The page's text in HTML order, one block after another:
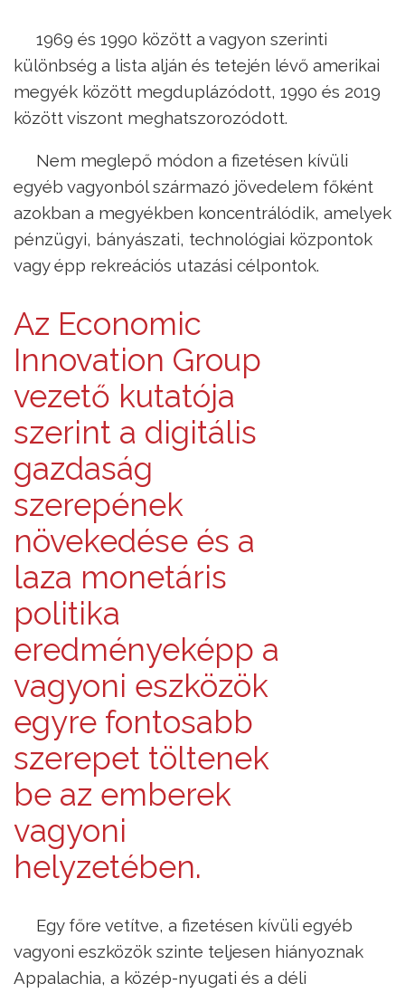
1969 és 1990 között a vagyon szerinti
különbség a lista alján és tetején lévő amerikai
megyék között megduplázódott, 1990 és 2019
között viszont meghatszorozódott.
Nem meglepő módon a fizetésen kívüli
egyéb vagyonból származó jövedelem főként
azokban a megyékben koncentrálódik, amelyek
pénzügyi, bányászati, technológiai központok
vagy épp rekreációs utazási célpontok.
Az Economic
Innovation Group
vezető kutatója
szerint a digitális
gazdaság
szerepének
növekedése és a
laza monetáris
politika
eredményeképp a
vagyoni eszközök
egyre fontosabb
szerepet töltenek
be az emberek
vagyoni
helyzetében.
Egy főre vetítve, a fizetésen kívüli egyéb
vagyoni eszközök szinte teljesen hiányoznak
Appalachia, a közép-nyugati és a déli